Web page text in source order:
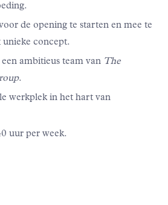
de opening te starten en mee te
unieke concept.
ambitieus team van The
.
werkplek in het hart van
uur per week.